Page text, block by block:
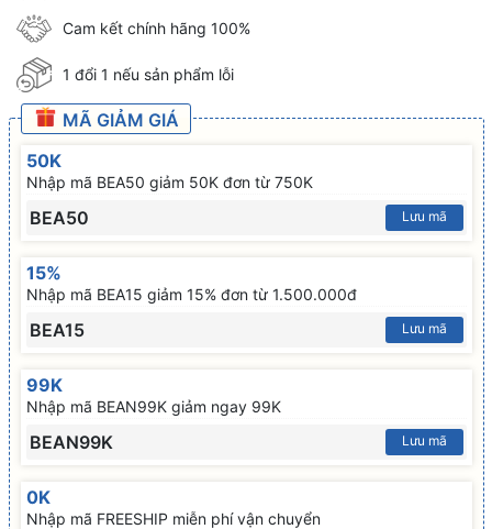
Cam kết chính hãng 100%
1 đổi 1 nếu sản phẩm lỗi
MÃ GIẢM GIÁ
50K
Nhập mã BEA50 giảm 50K đơn từ 750K
BEA50 Lưu mã
15%
Nhập mã BEA15 giảm 15% đơn từ 1.500.000đ
BEA15 Lưu mã
99K
Nhập mã BEAN99K giảm ngay 99K
BEAN99K Lưu mã
0K
Nhập mã FREESHIP miễn phí vận chuyển